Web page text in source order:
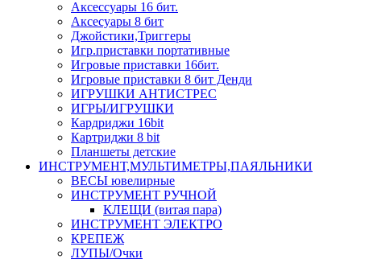
Аксессуары 16 бит.
Аксесуары 8 бит
Джойстики,Триггеры
Игр.приставки портативные
Игровые приставки 16бит.
Игровые приставки 8 бит Денди
ИГРУШКИ АНТИСТРЕС
ИГРЫ/ИГРУШКИ
Кардриджи 16bit
Картриджи 8 bit
Планшеты детские
ИНСТРУМЕНТ,МУЛЬТИМЕТРЫ,ПАЯЛЬНИКИ
ВЕСЫ ювелирные
ИНСТРУМЕНТ РУЧНОЙ
КЛЕЩИ (витая пара)
ИНСТРУМЕНТ ЭЛЕКТРО
КРЕПЕЖ
ЛУПЫ/Очки